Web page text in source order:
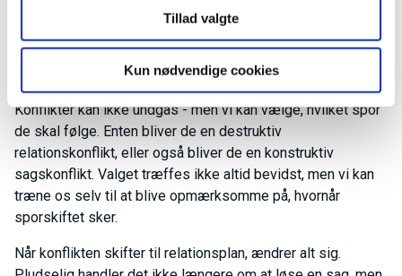
Tillad valgte
Kun nødvendige cookies
Thomas, K. W., & Kilmann, R. H. (1974).
Conflict Mode Instrument.
At vælge et andet spor
Konflikter kan ikke undgås - men vi kan vælge, hvilket spor
de skal følge. Enten bliver de en destruktiv
relationskonflikt, eller også bliver de en konstruktiv
sagskonflikt. Valget træffes ikke altid bevidst, men vi kan
træne os selv til at blive opmærksomme på, hvornår
sporskiftet sker.
Når konflikten skifter til relationsplan, ændrer alt sig.